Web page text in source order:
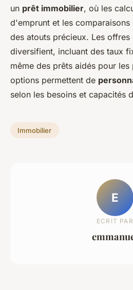
un prêt immobilier, où les
d'emprunt et les
des atouts précieux. Les offres
diversifient, incluant des taux
même des prêts aidés pour
options permettent de
selon les besoins et capacités
Immobilier
E
ECRIT PAR